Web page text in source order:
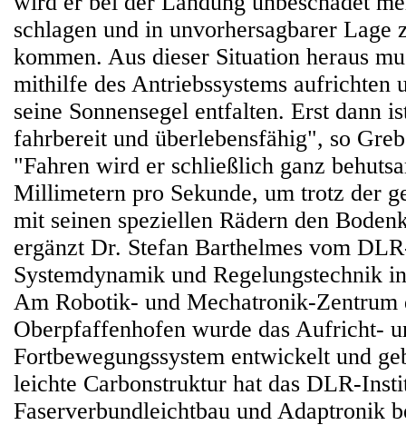
schlagen und in unvorhersagbarer Lage
kommen. Aus dieser Situation heraus
mithilfe des Antriebssystems aufrichten
seine Sonnensegel entfalten. Erst dann
fahrbereit und überlebensfähig", so
"Fahren wird er schließlich ganz
Millimetern pro Sekunde, um trotz der
mit seinen speziellen Rädern den
ergänzt Dr. Stefan Barthelmes vom
Systemdynamik und Regelungstechnik
Am Robotik- und Mechatronik-Zentrum
Oberpfaffenhofen wurde das Aufricht-
Fortbewegungssystem entwickelt und
leichte Carbonstruktur hat das DLR-
Faserverbundleichtbau und Adaptronik